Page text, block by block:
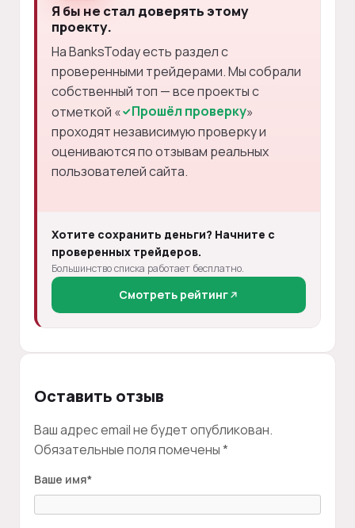
Я бы не стал доверять этому
проекту.
На BanksToday есть раздел с
проверенными трейдерами. Мы собрали
собственный топ — все проекты с
отметкой «
Прошёл проверку»
проходят независимую проверку и
оцениваются по отзывам реальных
пользователей сайта.
Хотите сохранить деньги? Начните с
проверенных трейдеров.
Большинство списка работает бесплатно.
Смотреть рейтинг
Оставить отзыв
Ваш адрес email не будет опубликован.
Обязательные поля помечены*
Ваше имя*